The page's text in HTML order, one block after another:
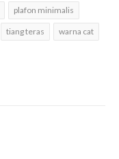
plafon minimalis
tiang teras warna cat